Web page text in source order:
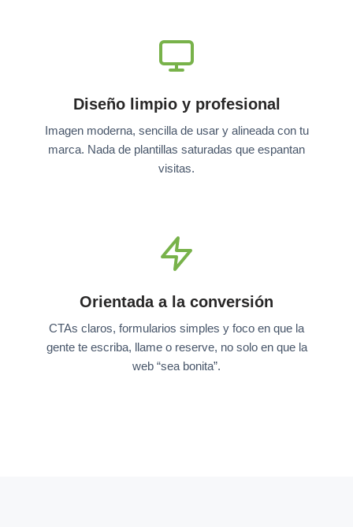
Diseño limpio y profesional
Imagen moderna, sencilla de usar y alineada con tu
marca. Nada de plantillas saturadas que espantan
visitas.
Orientada a la conversión
CTAs claros, formularios simples y foco en que la
gente te escriba, llame o reserve, no solo en que la
web “sea bonita”.